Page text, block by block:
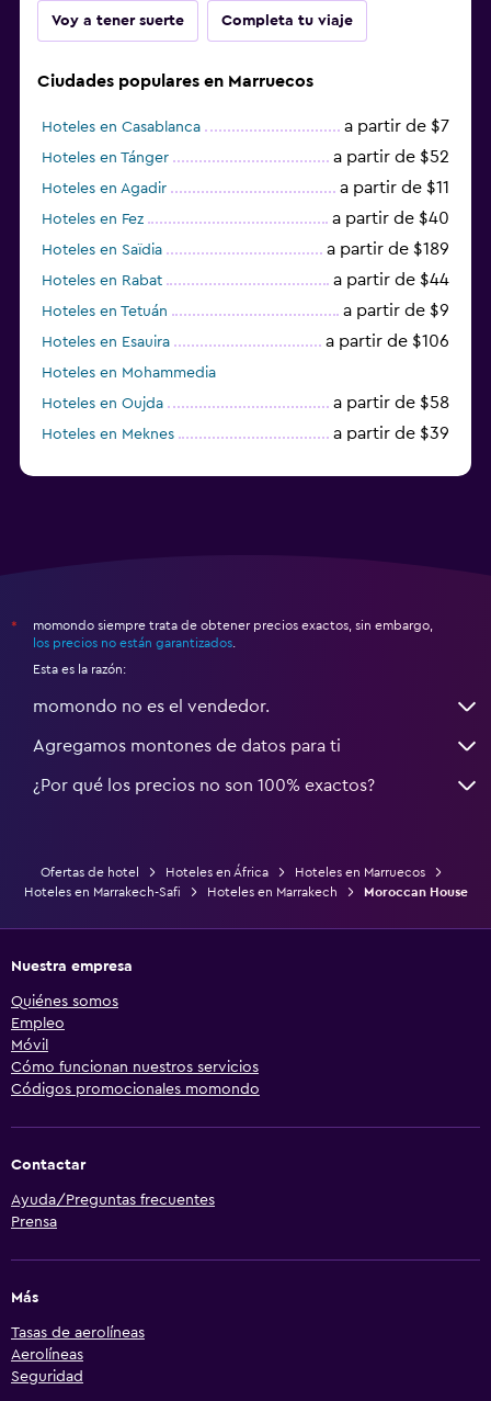
Voy a tener suerte Completa tu viaje
Ciudades populares en Marruecos
Hoteles en Casablanca a partir de $7
Hoteles en Tánger a partir de $52
Hoteles en Agadir a partir de $11
Hoteles en Fez a partir de $40
Hoteles en Saïdia a partir de $189
Hoteles en Rabat a partir de $44
Hoteles en Tetuán a partir de $9
Hoteles en Esauira a partir de $106
Hoteles en Mohammedia
Hoteles en Oujda
a partir de $58
Hoteles en Meknes a partir de $39
*
momondo siempre trata de obtener precios exactos, sin embargo,
los precios no están garantizados
Esta es la razón:
momondo no es el vendedor.
Agregamos montones de datos para ti
¿Por qué los precios no son 100% exactos?
Ofertas de hotel Hoteles en África
Hoteles en Marruecos
Hoteles en Marrakech-Safi
Hoteles en Marrakech Moroccan House
Nuestra empresa
Quiénes somos
Empleo
Móvil
Cómo funcionan nuestros servicios
Códigos promocionales momondo
Contactar
Ayuda/Preguntas frecuentes
Prensa
Más
Tasas de aerolíneas
Aerolíneas
Seguridad